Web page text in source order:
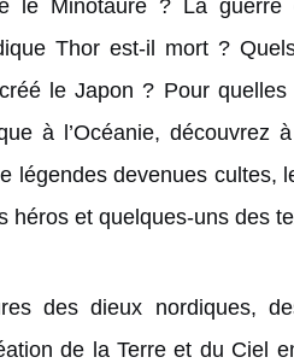
le Minotaure ? La
Thor est-il mort ?
le Japon ? Pour
à l’Océanie,
légendes devenues cultes,
héros et quelques-uns des
des dieux nordiques,
de la Terre et du Ciel